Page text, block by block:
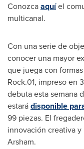
Conozcaaquíel
multicanal.
Con una serie de
conocer una mayor
que juega con
Rock.01, impreso en
debuta esta semana
estarádisponible
99 piezas. El
innovación creativa
Arsham.